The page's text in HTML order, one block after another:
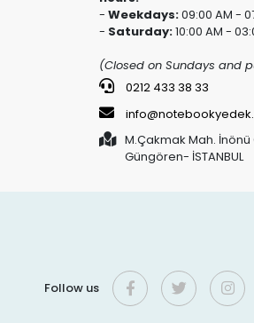
- Weekdays:09:00 AM -
- Saturday:10:00 AM -
(Closed on Sundays and
0212 433 38 33
M.Çakmak Mah. İnönü
Güngören- İSTANBUL
Follow us